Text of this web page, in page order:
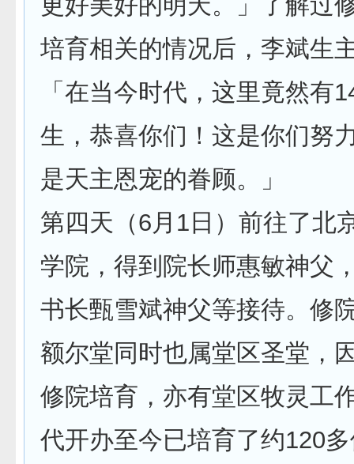
培育相关的情况后，李斌生
「在当今时代，这里竟然有
生，恭喜你们！这是你们努
是天主恩宠的眷顾。」
第四天（6月1日）前往了北
学院，得到院长师惠敏神父
书长甄雪斌神父等接待。修
额尔堂同时也属堂区圣堂，
修院培育，亦有堂区牧灵工
代开办至今已培育了约120